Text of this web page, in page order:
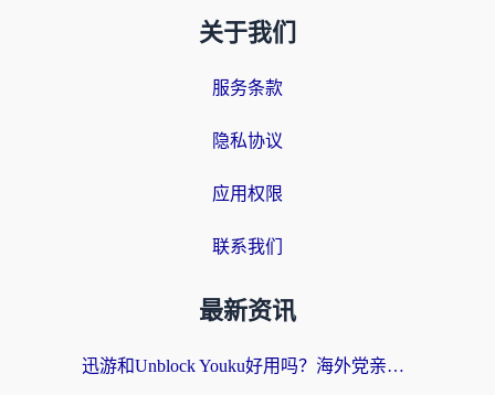
关于我们
服务条款
隐私协议
应用权限
联系我们
最新资讯
迅游和Unblock Youku好用吗？海外党亲测：3个维度教你选对回国加速器